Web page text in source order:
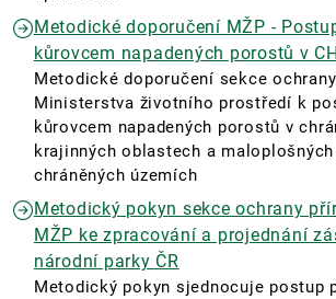
Metodické doporučení MŽP -
kůrovcem napadených porostů v
Metodické doporučení sekce
Ministerstva životního prostředí k
kůrovcem napadených porostů v
krajinných oblastech a
chráněných územích
Metodický pokyn sekce ochrany
MŽP ke zpracování a projednání
národní parky ČR
Metodický pokyn sjednocuje postup